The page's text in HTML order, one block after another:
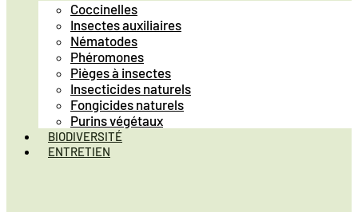
Coccinelles
Insectes auxiliaires
Nématodes
Phéromones
Pièges à insectes
Insecticides naturels
Fongicides naturels
Purins végétaux
BIODIVERSITÉ
ENTRETIEN